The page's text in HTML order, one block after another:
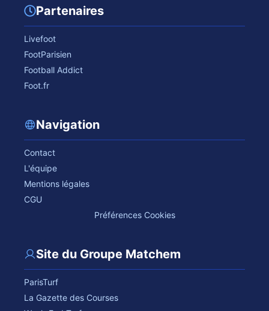
Partenaires
Livefoot
FootParisien
Football Addict
Foot.fr
Navigation
Contact
L'équipe
Mentions légales
CGU
Préférences Cookies
Site du Groupe Matchem
ParisTurf
La Gazette des Courses